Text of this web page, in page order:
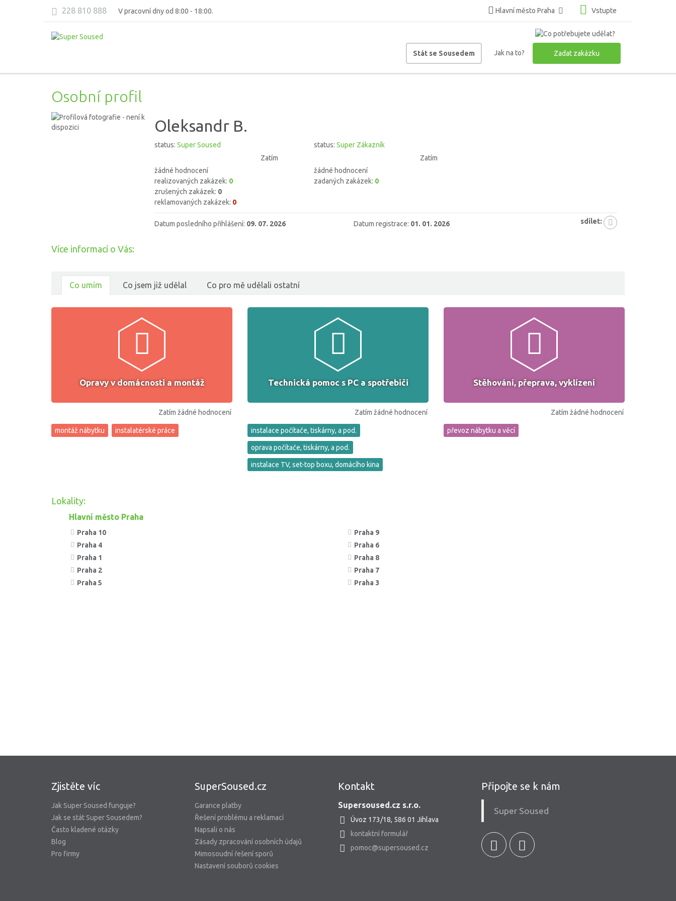
228 810 888 V pracovní dny od 8:00 - 18:00. Hlavní město Praha Vstupte
Stát se Sousedem Jak na to? Zadat zakázku
Osobní profil
Oleksandr B.
status: Super Soused
Zatím
žádné hodnocení
realizovaných zakázek: 0
zrušených zakázek: 0
reklamovaných zakázek: 0
status: Super Zákazník
Zatím
žádné hodnocení
zadaných zakázek: 0
Datum posledního přihlášení: 09. 07. 2026 Datum registrace: 01. 01. 2026 sdílet:
Více informací o Vás:
Co umím Co jsem již udělal Co pro mě udělali ostatní
Opravy v domácnosti a montáž
Zatím žádné hodnocení
montáž nábytku instalatérské práce
Technická pomoc s PC a spotřebiči
Zatím žádné hodnocení
instalace počítače, tiskárny, a pod.
oprava počítače, tiskárny, a pod.
instalace TV, set-top boxu, domácího kina
Stěhování, přeprava, vyklízení
Zatím žádné hodnocení
převoz nábytku a věcí
Lokality:
Hlavní město Praha
Praha 10
Praha 4
Praha 1
Praha 2
Praha 5
Praha 9
Praha 6
Praha 8
Praha 7
Praha 3
Zjistěte víc
Jak Super Soused funguje?
Jak se stát Super Sousedem?
Často kladené otázky
Blog
Pro firmy
SuperSoused.cz
Garance platby
Řešení problému a reklamací
Napsali o nás
Zásady zpracování osobních údajů
Mimosoudní řešení sporů
Nastavení souborů cookies
Kontakt
Supersoused.cz s.r.o.
Úvoz 173/18, 586 01 Jihlava
kontaktní formulář
pomoc@supersoused.cz
Připojte se k nám
Super Soused